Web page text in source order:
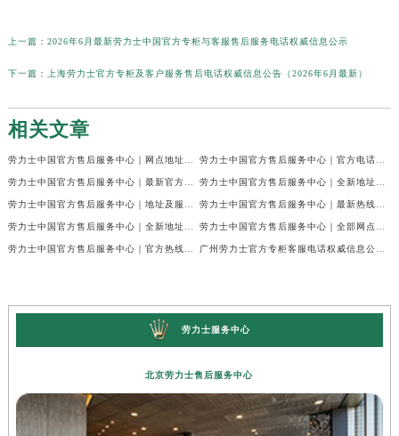
上一篇： 2026年6月最新劳力士中国官方专柜与客服售后服务电话权威信息公示
下一篇： 上海劳力士官方专柜及客户服务售后电话权威信息公告（2026年6月最新）
相关文章
劳力士服务中心
北京劳力士售后服务中心